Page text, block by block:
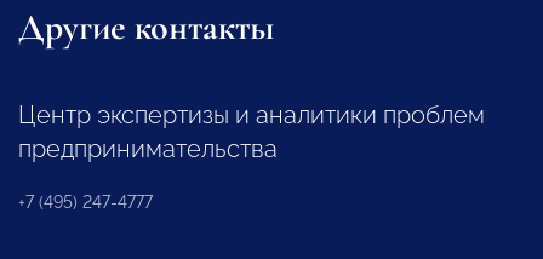
Другие контакты
Центр экспертизы и аналитики проблем
предпринимательства
+7 (495) 247-4777